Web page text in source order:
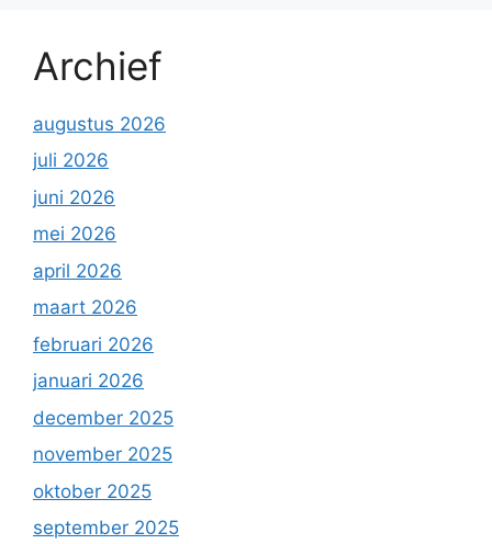
Archief
augustus 2026
juli 2026
juni 2026
mei 2026
april 2026
maart 2026
februari 2026
januari 2026
december 2025
november 2025
oktober 2025
september 2025